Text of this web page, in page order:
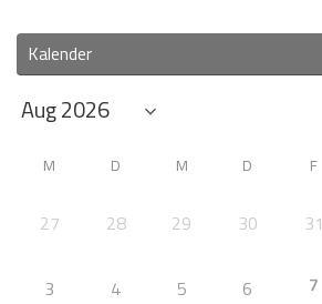
Kalender
M D M D F
27 28 29 30 31
3 4 5 6 7